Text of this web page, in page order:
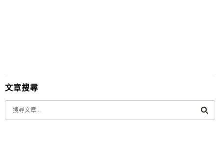
文章搜尋